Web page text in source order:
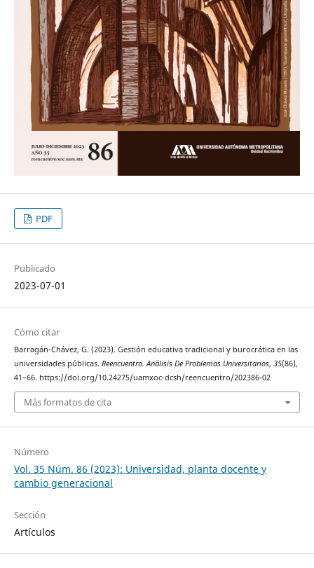
PDF
Publicado
2023-07-01
Cómo citar
Barragán-Chávez, G. (2023). Gestión educativa tradicional y burocrática en las
universidades públicas. Reencuentro. Análisis De Problemas Universitarios, 35(86),
41–66. https://doi.org/10.24275/uamxoc-dcsh/reencuentro/202386-02
Más formatos de cita
Número
Vol. 35 Núm. 86 (2023): Universidad, planta docente y
cambio generacional
Sección
Artículos